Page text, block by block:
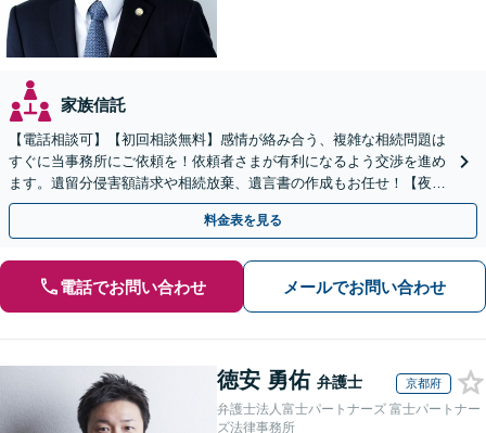
家族信託
【電話相談可】【初回相談無料】感情が絡み合う、複雑な相続問題は
すぐに当事務所にご依頼を！依頼者さまが有利になるよう交渉を進め
ます。遺留分侵害額請求や相続放棄、遺言書の作成もお任せ！【夜
間・休日面談】【完全個室】【出張サービス】【樟葉駅3分】
料金表を見る
電話でお問い合わせ メールでお問い合わせ
徳安 勇佑 弁護士 京都府
弁護士法人富士パートナーズ 富士パートナー
ズ法律事務所